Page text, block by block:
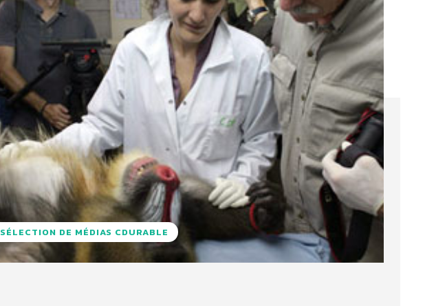
SÉLECTION DE MÉDIAS CDURABLE